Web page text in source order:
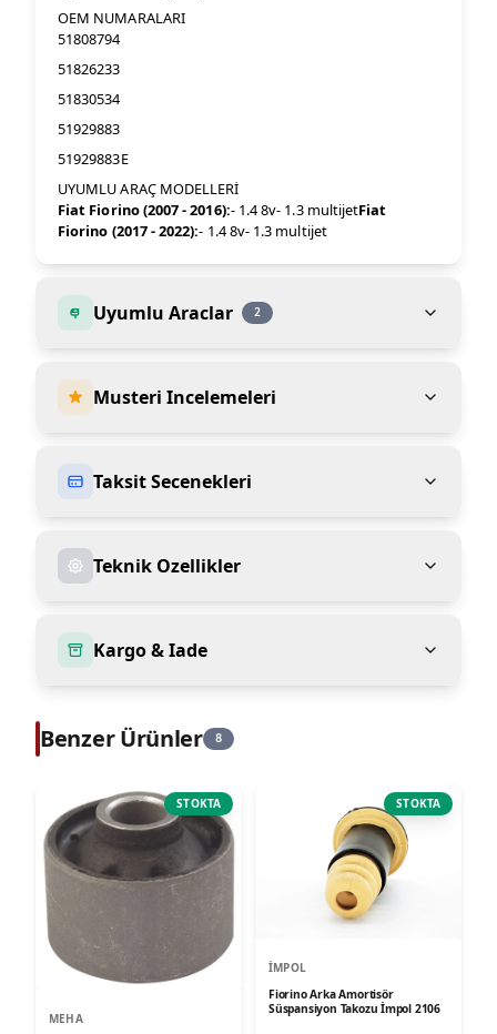
OEM NUMARALARI
51808794
51826233
51830534
51929883
51929883E
UYUMLU ARAÇ MODELLERİ
Fiat Fiorino (2007 - 2016):- 1.4 8v- 1.3 multijetFiat
Fiorino (2017 - 2022):- 1.4 8v- 1.3 multijet
Uyumlu Araclar 2
Musteri Incelemeleri
Taksit Secenekleri
Teknik Ozellikler
Kargo & Iade
Benzer Ürünler 8
STOKTA
MEHA
STOKTA
İMPOL
Fiorino Arka Amortisör
Süspansiyon Takozu İmpol 2106